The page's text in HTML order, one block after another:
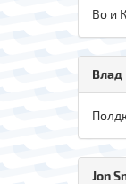
Во и
Влад
Jon